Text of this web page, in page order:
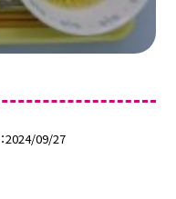
2024/09/27